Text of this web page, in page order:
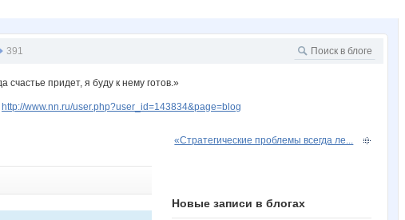
391
придет, я буду к нему готов.»
http://www.nn.ru/user.php?user_id=143834&page=blog
«Стратегические проблемы всегда ле...
Новые записи в блогах